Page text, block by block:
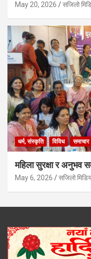
May 20, 2026 सजिलो
धर्म, संस्कृति विविध समाचार
महिला सुरक्षा र अनुभव
May 6, 2026 सजिलो